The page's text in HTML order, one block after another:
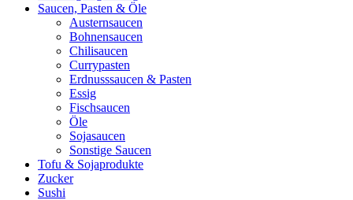
Saucen, Pasten & Öle
Austernsaucen
Bohnensaucen
Chilisaucen
Currypasten
Erdnusssaucen & Pasten
Essig
Fischsaucen
Öle
Sojasaucen
Sonstige Saucen
Tofu & Sojaprodukte
Zucker
Sushi